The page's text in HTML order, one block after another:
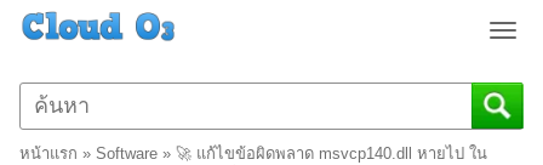
T
g
g
หน้าแรก » Software » 🚀 แก้ไขข้อผิดพลาด msvcp140.dll หายไป ใน